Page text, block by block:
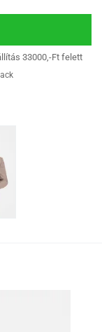
33000,-Ft felett